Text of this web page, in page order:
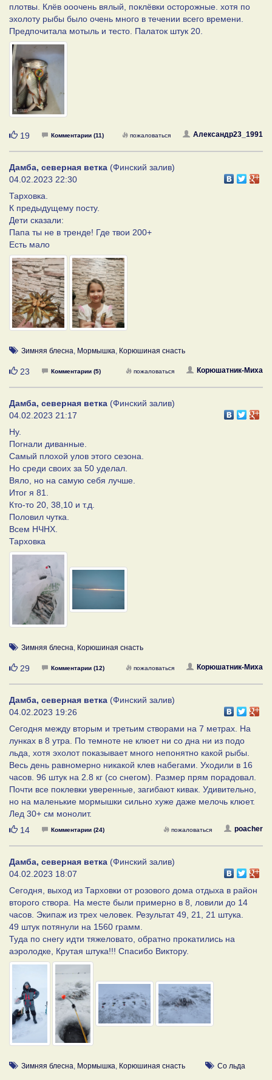
плотвы. Клёв ооочень вялый, поклёвки осторожные. хотя по
эхолоту рыбы было очень много в течении всего времени.
Предпочитала мотыль и тесто. Палаток штук 20.
Нравится
19 Комментарии (11) Александр23_1991
пожаловаться
Дамба, северная ветка (Финский залив)
04.02.2023 22:30
Тарховка.
К предыдущему посту.
Дети сказали:
Папа ты не в тренде! Где твои 200+
Есть мало
Зимняя блесна, Мормышка, Корюшиная снасть
Нравится
23 Комментарии (5) Корюшатник-Миха
пожаловаться
Дамба, северная ветка (Финский залив)
04.02.2023 21:17
Ну.
Погнали диванные.
Самый плохой улов этого сезона.
Но среди своих за 50 уделал.
Вяло, но на самую себя лучше.
Итог я 81.
Кто-то 20, 38,10 и т.д.
Половил чутка.
Всем НЧНХ.
Тарховка
Зимняя блесна Корюшиная снасть
Нравится
29 Комментарии (12) Корюшатник-Миха
пожаловаться
Дамба, северная ветка (Финский залив)
04.02.2023 19:26
Сегодня между вторым и третьим створами на 7 метрах. На
лунках в 8 утра. По темноте не клюет ни со дна ни из подо
льда, хотя эхолот показывает много непонятно какой рыбы.
Весь день равномерно никакой клев набегами. Уходили в 16
часов. 96 штук на 2.8 кг (со снегом). Размер прям порадовал.
Почти все поклевки уверенные, загибают кивак. Удивительно,
но на маленькие мормышки сильно хуже даже мелочь клюет.
Лед 30+ см монолит.
Нравится
14 Комментарии (24) poacher
пожаловаться
Дамба, северная ветка (Финский залив)
04.02.2023 18:07
Сегодня, выход из Тарховки от розового дома отдыха в район
второго створа. На месте были примерно в 8, ловили до 14
часов. Экипаж из трех человек. Результат 49, 21, 21 штука.
49 штук потянули на 1560 грамм.
Туда по снегу идти тяжеловато, обратно прокатились на
аэролодке, Крутая штука!!! Спасибо Виктору.
Зимняя блесна Мормышка Корюшиная снасть Со льда